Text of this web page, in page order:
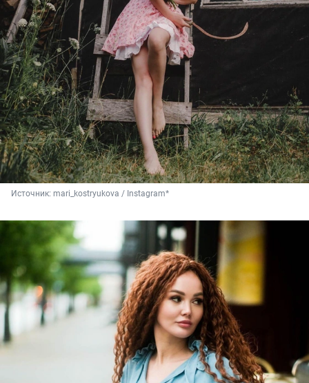
Источник: mari_kostryukova / Instagram*